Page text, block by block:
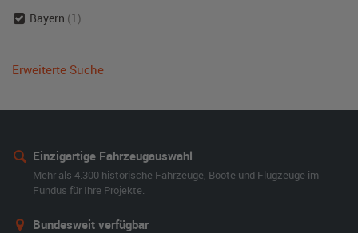
Bayern (1)
Erweiterte Suche
Einzigartige Fahrzeugauswahl
Mehr als 4.300 historische Fahrzeuge, Boote und Flugzeuge im
Fundus für Ihre Projekte.
Bundesweit verfügbar